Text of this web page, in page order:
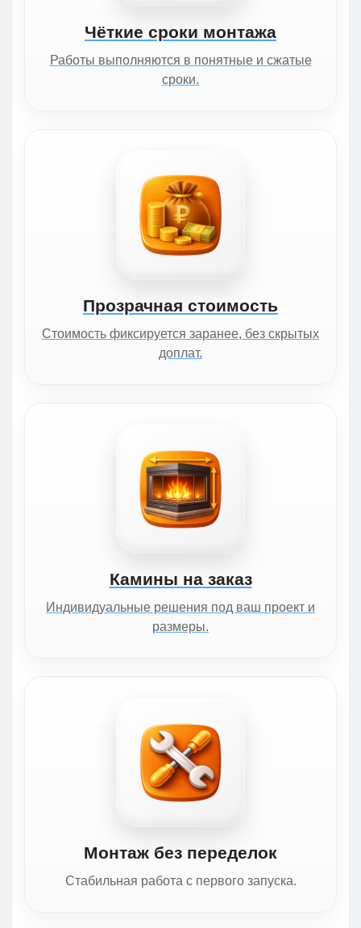
Чёткие сроки монтажа
Работы выполняются в понятные и сжатые
сроки.
Прозрачная стоимость
Стоимость фиксируется заранее, без скрытых
доплат.
Камины на заказ
Индивидуальные решения под ваш проект и
размеры.
Монтаж без переделок
Стабильная работа с первого запуска.